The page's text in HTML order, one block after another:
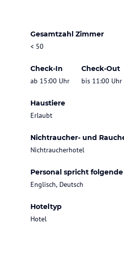
Gesamtzahl Zimmer
< 50
Check-In
ab 15:00 Uhr
Check-Out
bis 11:00 Uhr
Haustiere
Erlaubt
Nichtraucher- und
Nichtraucherhotel
Personal spricht
Englisch, Deutsch
Hoteltyp
Hotel